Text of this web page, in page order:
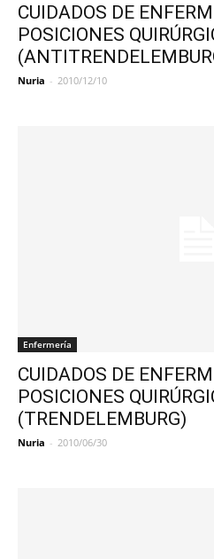
CUIDADOS DE
POSICIONES
Nuria - 2010/12/10
Enfermería
CUIDADOS DE
POSICIONES
(TRENDELEMBURG)
Nuria - 2010/06/30